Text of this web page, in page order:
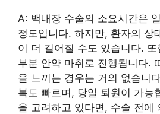
A: 백내장 수술의 소요시간은
정도입니다. 하지만, 환자의 상
이 더 길어질 수도 있습니다.
부분 안약 마취로 진행됩니다.
을 느끼는 경우는 거의 없습니
복도 빠르며, 당일 퇴원이 가능
을 고려하고 있다면, 수술 전에